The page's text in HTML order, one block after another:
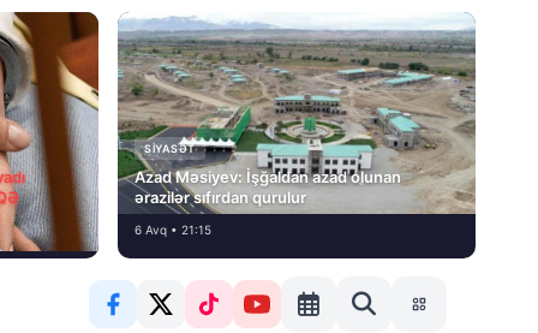
SIYASƏT
Azad Məsiyev: İşğaldan azad olunan
ərazilər sıfırdan qurulur
6 Avq • 21:15